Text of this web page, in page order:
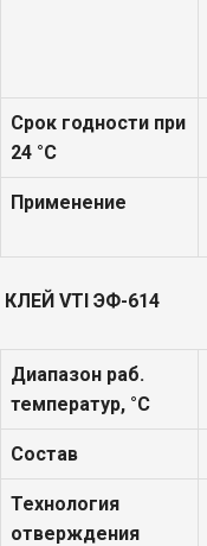
Срок годности при
24 °С
Применение
КЛЕЙ VTI ЭФ-614
Диапазон раб.
температур, °С
Состав
Технология
отверждения